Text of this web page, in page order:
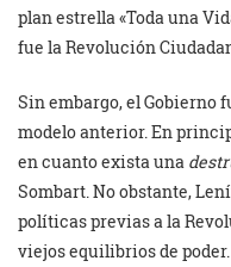
plan estrella «Toda una
fue la Revolución
Sin embargo, el Gobierno
modelo anterior. En
en cuanto exista una
Sombart. No obstante,
políticas previas a la
viejos equilibrios de